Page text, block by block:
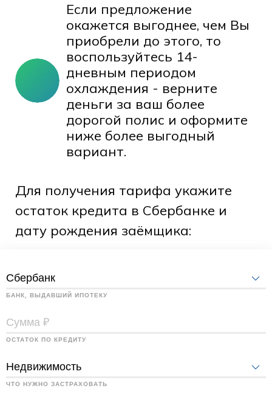
Если предложение
окажется выгоднее, чем Вы
приобрели до этого, то
воспользуйтесь 14-
дневным периодом
охлаждения - верните
деньги за ваш более
дорогой полис и оформите
ниже более выгодный
вариант.
Для получения тарифа укажите
остаток кредита в Сбербанке и
дату рождения заёмщика: